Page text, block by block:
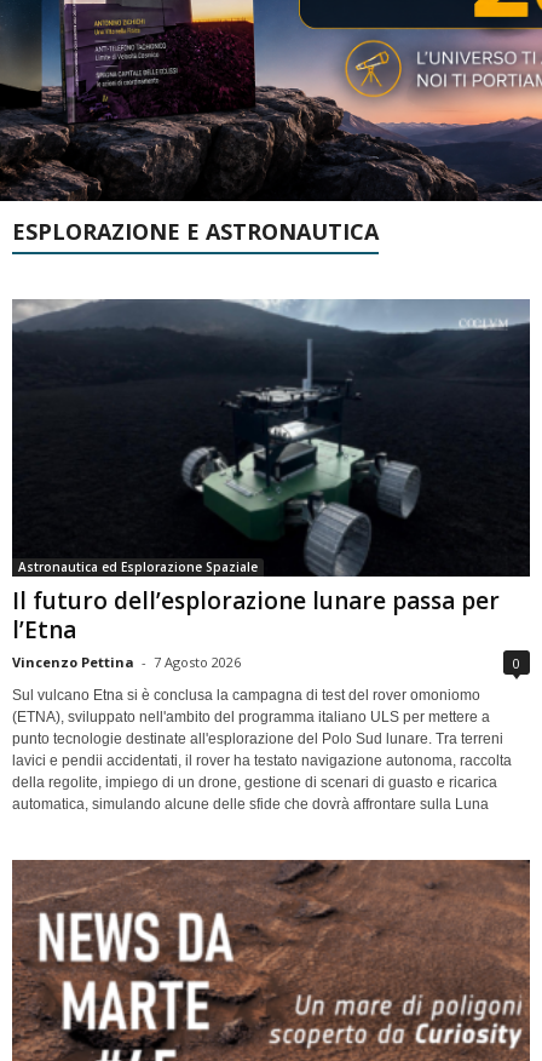
ESPLORAZIONE E ASTRONAUTICA
Astronautica ed Esplorazione Spaziale
Il futuro dell’esplorazione lunare passa per
l’Etna
Vincenzo Pettina - 7 Agosto 2026 0
Sul vulcano Etna si è conclusa la campagna di test del rover omoniomo
(ETNA), sviluppato nell'ambito del programma italiano ULS per mettere a
punto tecnologie destinate all'esplorazione del Polo Sud lunare. Tra terreni
lavici e pendii accidentati, il rover ha testato navigazione autonoma, raccolta
della regolite, impiego di un drone, gestione di scenari di guasto e ricarica
automatica, simulando alcune delle sfide che dovrà affrontare sulla Luna